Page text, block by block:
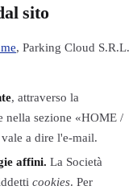
sito
, Parking Cloud S.R.L.
, attraverso la
nella sezione «HOME /
a dire l'e-mail.
affini. La Società
cookies. Per